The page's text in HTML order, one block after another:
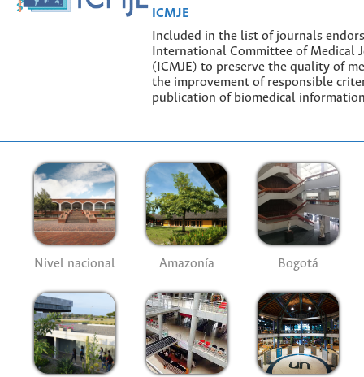
ICMJE
Included in the list of journals
International Committee of Medical
(ICMJE) to preserve the quality of
the improvement of responsible
publication of biomedical
Nivel nacional Amazonía Bogotá